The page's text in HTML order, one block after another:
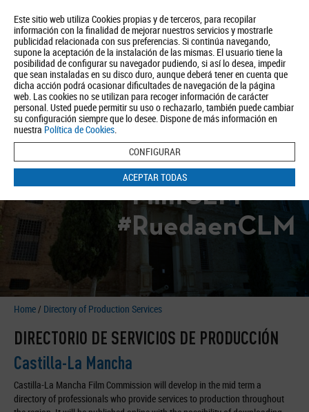
Este sitio web utiliza Cookies propias y de terceros, para recopilar
información con la finalidad de mejorar nuestros servicios y mostrarle
publicidad relacionada con sus preferencias. Si continúa navegando,
supone la aceptación de la instalación de las mismas. El usuario tiene la
posibilidad de configurar su navegador pudiendo, si así lo desea, impedir
que sean instaladas en su disco duro, aunque deberá tener en cuenta que
dicha acción podrá ocasionar dificultades de navegación de la página
web. Las cookies no se utilizan para recoger información de carácter
personal. Usted puede permitir su uso o rechazarlo, también puede cambiar
su configuración siempre que lo desee. Dispone de más información en
nuestra Política de Cookies.
CONFIGURAR
ACEPTAR TODAS
About us Tourism Política de Privacidad Aviso Legal Política de Cookies
BUSCAR
#FilmCLM
#RuedaenCLM
Home/ Directory of Production Services
DIRECTORIO DE SERVICIOS DE PRODUCCIÓN
Castilla-La Mancha
Castilla-La Mancha Film Commission will develop in the mid term a
directory of professionals who provide services to production throughout